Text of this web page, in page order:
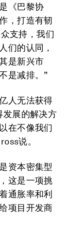
《巴黎协
，打造有韧
支持，我们
们的认同，
是新兴市
是减排。”
人无法获得
发展的解决方
在不像我们
说。
资本密集型
这是一项挑
通胀率和利
项目开发商